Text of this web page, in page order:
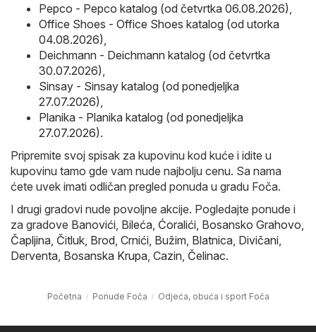
Pepco - Pepco katalog (od četvrtka 06.08.2026)
Office Shoes - Office Shoes katalog (od utorka
04.08.2026)
Deichmann - Deichmann katalog (od četvrtka
30.07.2026)
Sinsay - Sinsay katalog (od ponedjeljka
27.07.2026)
Planika - Planika katalog (od ponedjeljka
27.07.2026).
Pripremite svoj spisak za kupovinu kod kuće i idite u
kupovinu tamo gde vam nude najbolju cenu. Sa nama
ćete uvek imati odličan pregled ponuda u gradu Foča.
I drugi gradovi nude povoljne akcije. Pogledajte ponude i
za gradove Banovići Bileća Ćoralići Bosansko Grahovo
Čapljina Čitluk Brod Crnići Bužim Blatnica Divičani
Derventa Bosanska Krupa Cazin Čelinac.
Početna Ponude Foča Odjeća, obuća i sport Foča